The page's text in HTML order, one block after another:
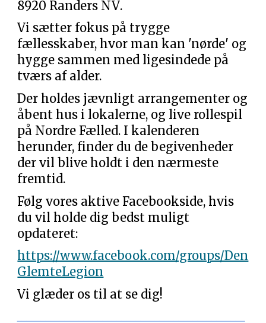
8920 Randers NV.
Vi sætter fokus på trygge
fællesskaber, hvor man kan 'nørde' og
hygge sammen med ligesindede på
tværs af alder.
Der holdes jævnligt arrangementer og
åbent hus i lokalerne, og live rollespil
på Nordre Fælled. I kalenderen
herunder, finder du de begivenheder
der vil blive holdt i den nærmeste
fremtid.
Følg vores aktive Facebookside, hvis
du vil holde dig bedst muligt
opdateret:
https://www.facebook.com/groups/Den
GlemteLegion
Vi glæder os til at se dig!